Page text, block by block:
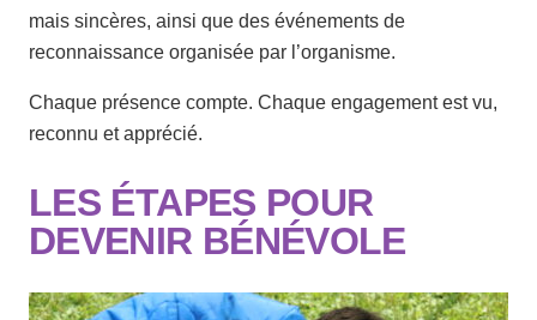
mais sincères, ainsi que des événements de
reconnaissance organisée par l’organisme.
Chaque présence compte. Chaque engagement est vu,
reconnu et apprécié.
LES ÉTAPES POUR
DEVENIR BÉNÉVOLE